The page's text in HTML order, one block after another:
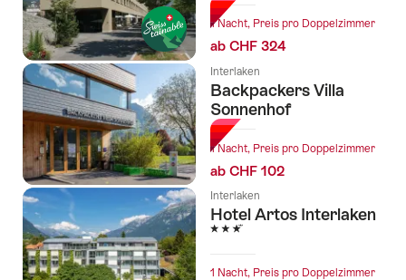
1 Nacht, Preis pro Doppelzimmer
ab CHF 324
Interlaken
Backpackers Villa
Sonnenhof
1 Nacht, Preis pro Doppelzimmer
ab CHF 102
Interlaken
Hotel Artos Interlaken
3 Sterne
1 Nacht, Preis pro Doppelzimmer